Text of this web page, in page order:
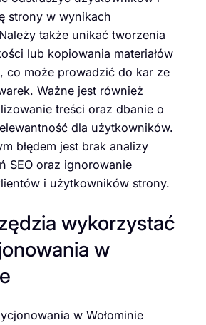
strony w wynikach
także unikać tworzenia
lub kopiowania materiałów
co może prowadzić do kar ze
Ważne jest również
treści oraz dbanie o
dla użytkowników.
błędem jest brak analizy
SEO oraz ignorowanie
i użytkowników strony.
wykorzystać
w
w Wołominie